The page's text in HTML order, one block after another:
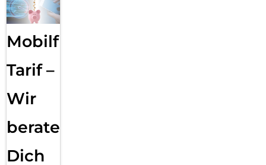
Mobilfunk
Tarif –
Wir
beraten
Dich